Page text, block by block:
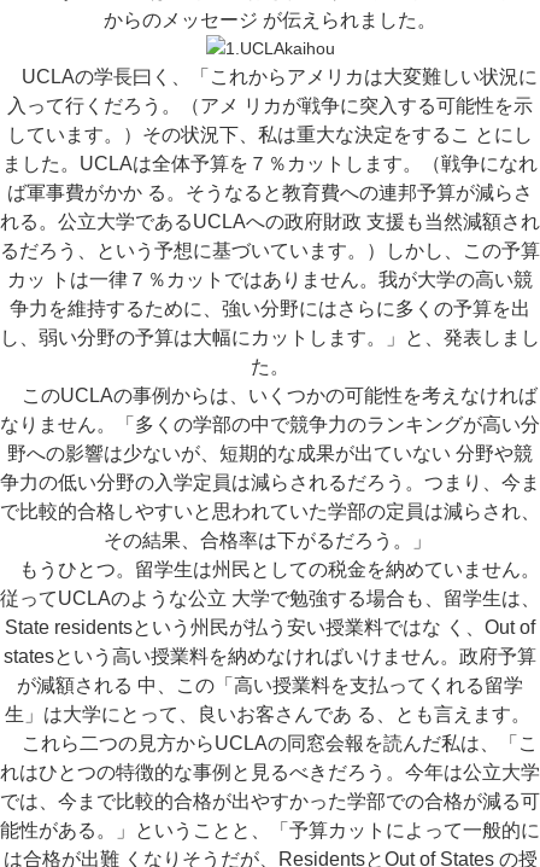
からのメッセージ が伝えられました。
UCLAの学長曰く、「これからアメリカは大変難しい状況に
入って行くだろう。（アメ リカが戦争に突入する可能性を示
しています。）その状況下、私は重大な決定をするこ とにし
ました。UCLAは全体予算を７％カットします。（戦争になれ
ば軍事費がかか る。そうなると教育費への連邦予算が減らさ
れる。公立大学であるUCLAへの政府財政 支援も当然減額され
るだろう、という予想に基づいています。）しかし、この予算
カッ トは一律７％カットではありません。我が大学の高い競
争力を維持するために、強い分野にはさらに多くの予算を出
し、弱い分野の予算は大幅にカットします。」と、発表しまし
た。
このUCLAの事例からは、いくつかの可能性を考えなければ
なりません。「多くの学部の中で競争力のランキングが高い分
野への影響は少ないが、短期的な成果が出ていない 分野や競
争力の低い分野の入学定員は減らされるだろう。つまり、今ま
で比較的合格しやすいと思われていた学部の定員は減らされ、
その結果、合格率は下がるだろう。」
もうひとつ。留学生は州民としての税金を納めていません。
従ってUCLAのような公立 大学で勉強する場合も、留学生は、
State residentsという州民が払う安い授業料ではな く、Out of
statesという高い授業料を納めなければいけません。政府予算
が減額される 中、この「高い授業料を支払ってくれる留学
生」は大学にとって、良いお客さんであ る、とも言えます。
これら二つの見方からUCLAの同窓会報を読んだ私は、「こ
れはひとつの特徴的な事例と見るべきだろう。今年は公立大学
では、今まで比較的合格が出やすかった学部での合格が減る可
能性がある。」ということと、「予算カットによって一般的に
は合格が出難 くなりそうだが、ResidentsとOut of States の授